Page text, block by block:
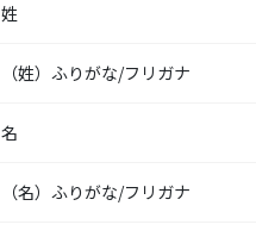
姓
（姓）ふりがな/フリガナ
名
（名）ふりがな/フリガナ